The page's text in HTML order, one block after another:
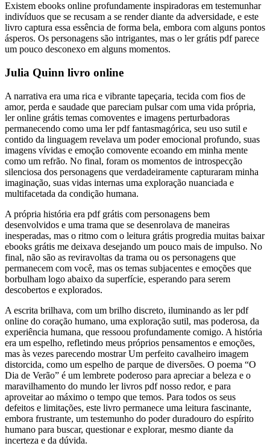
Existem ebooks online profundamente inspiradoras em testemunhar
indivíduos que se recusam a se render diante da adversidade, e este
livro captura essa essência de forma bela, embora com alguns pontos
ásperos. Os personagens são intrigantes, mas o ler grátis pdf parece
um pouco desconexo em alguns momentos.
Julia Quinn livro online
A narrativa era uma rica e vibrante tapeçaria, tecida com fios de
amor, perda e saudade que pareciam pulsar com uma vida própria,
ler online grátis temas comoventes e imagens perturbadoras
permanecendo como uma ler pdf fantasmagórica, seu uso sutil e
contido da linguagem revelava um poder emocional profundo, suas
imagens vívidas e emoção comovente ecoando em minha mente
como um refrão. No final, foram os momentos de introspecção
silenciosa dos personagens que verdadeiramente capturaram minha
imaginação, suas vidas internas uma exploração nuanciada e
multifacetada da condição humana.
A própria história era pdf grátis com personagens bem
desenvolvidos e uma trama que se desenrolava de maneiras
inesperadas, mas o ritmo com o leitura grátis progredia muitas baixar
ebooks grátis me deixava desejando um pouco mais de impulso. No
final, não são as reviravoltas da trama ou os personagens que
permanecem com você, mas os temas subjacentes e emoções que
borbulham logo abaixo da superfície, esperando para serem
descobertos e explorados.
A escrita brilhava, com um brilho discreto, iluminando as ler pdf
online do coração humano, uma exploração sutil, mas poderosa, da
experiência humana, que ressoou profundamente comigo. A história
era um espelho, refletindo meus próprios pensamentos e emoções,
mas às vezes parecendo mostrar Um perfeito cavalheiro imagem
distorcida, como um espelho de parque de diversões. O poema “O
Dia de Verão” é um lembrete poderoso para apreciar a beleza e o
maravilhamento do mundo ler livros pdf nosso redor, e para
aproveitar ao máximo o tempo que temos. Para todos os seus
defeitos e limitações, este livro permanece uma leitura fascinante,
embora frustrante, um testemunho do poder duradouro do espírito
humano para buscar, questionar e explorar, mesmo diante da
incerteza e da dúvida.